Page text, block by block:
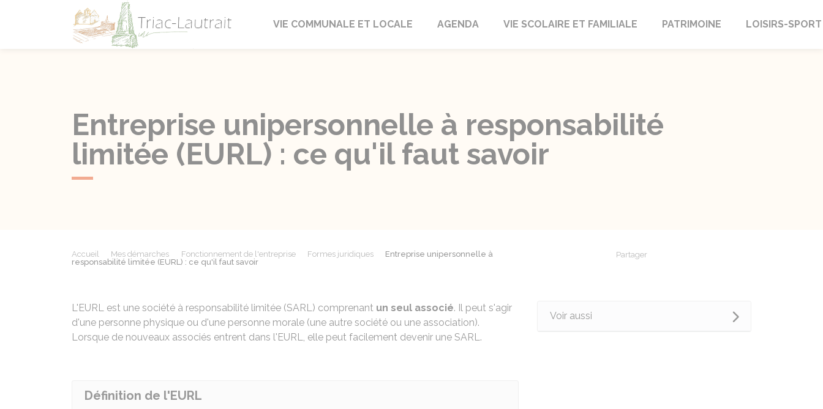
Triac-Lautrait
VIE COMMUNALE ET LOCALE AGENDA VIE SCOLAIRE ET FAMILIALE PATRIMOINE LOISIRS-SPORT
Entreprise unipersonnelle à responsabilité
limitée (EURL) : ce qu'il faut savoir
Accueil Mes démarches Fonctionnement de l'entreprise Formes juridiques
Entreprise unipersonnelle à
responsabilité limitée (EURL) : ce qu'il faut savoir
Partager
L'EURL est une société à responsabilité limitée (SARL) comprenant un seul associé. Il peut s'agir
d'une personne physique ou d'une personne morale (une autre société ou une association).
Lorsque de nouveaux associés entrent dans l'EURL, elle peut facilement devenir une SARL.
Définition de l'EURL
Voir aussi